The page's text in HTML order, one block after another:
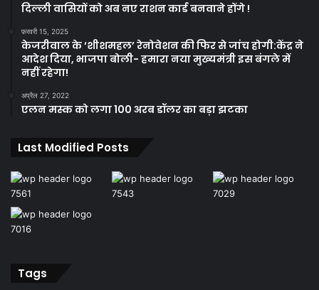
दिल्ली वासियों को अब नए राशन कार्ड बनवाने होंगे !
फ़रवरी 15, 2025
केजरीवाल के ‘शीशमहल’ रेनोवेशन की फिर से जांच होगी:केंद्र ने
आदेश दिया, भाजपा बोली- हमारा नया मुख्यमंत्री इस बंगले में
नहीं रहेगा!
अप्रैल 27, 2022
एलन मस्क को लगा 100 अरब डॉलर का बड़ा झटका
Last Modified Posts
Tags